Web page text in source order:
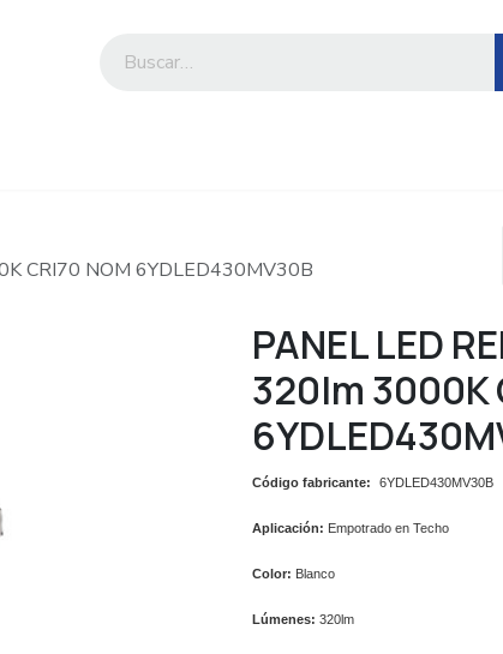
CRI70 NOM 6YDLED430MV30B
PANEL LED
320lm 3000K
Código fabricante: 6YDLED430MV30B
Aplicación: Empotrado en Techo
Color: Blanco
Lúmenes: 320lm